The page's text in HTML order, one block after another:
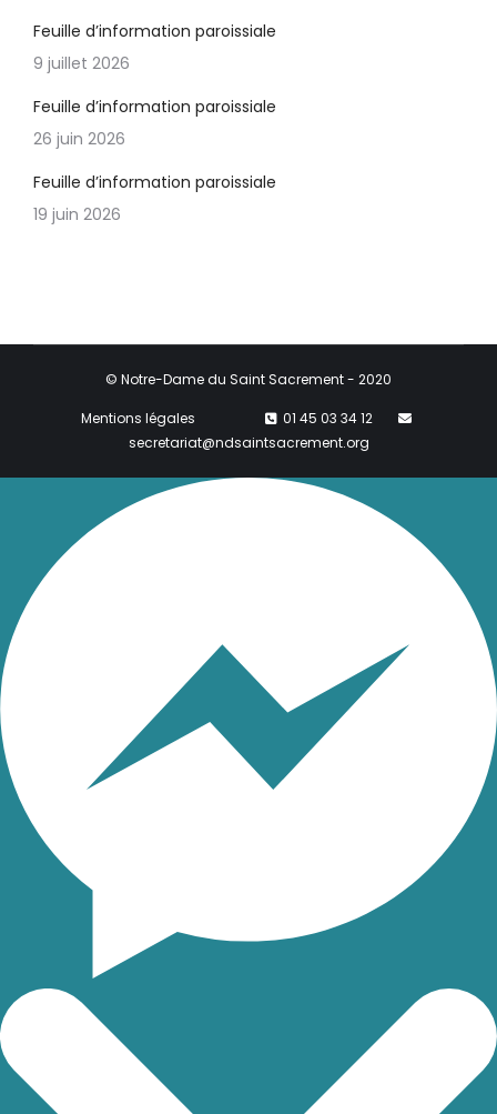
Feuille d’information paroissiale
9 juillet 2026
Feuille d’information paroissiale
26 juin 2026
Feuille d’information paroissiale
19 juin 2026
© Notre-Dame du Saint Sacrement - 2020
Mentions légales
01 45 03 34 12
secretariat@ndsaintsacrement.org